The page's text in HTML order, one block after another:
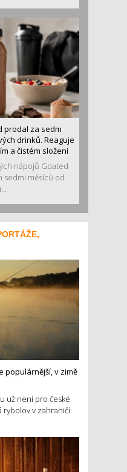
prodal za sedm
drinků. Reaguje
a čistém složení
nápojů Goated
sedmi měsíců od
populárnější, v zimě
už není pro české
rybolov v zahraničí.